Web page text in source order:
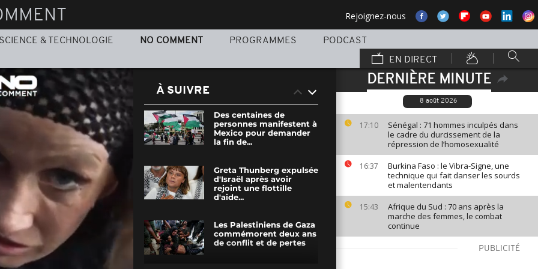
Rejoignez-nous
SCIENCE & TECHNOLOGIE NO COMMENT PROGRAMMES
PODCAST
EN DIRECT
DERNIÈRE MINUTE
8 août 2026
17:10
Sénégal : 71 hommes inculpés dans
le cadre du durcissement de la
répression de l’homosexualité
16:37
Burkina Faso : le Vibra-Signe, une
technique qui fait danser les sourds
et malentendants
15:43
Afrique du Sud : 70 ans après la
marche des femmes, le combat
continue
PUBLICITÉ
À SUIVRE
Des centaines de
personnes manifestent à
Mexico pour demander
la fin de...
Greta Thunberg expulsée
d'Israël après avoir
rejoint une flottille
d'aide...
Les Palestiniens de Gaza
commémorent deux ans
de conflit et de pertes